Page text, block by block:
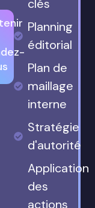
clés
Planning
éditorial
Plan de
maillage
interne
Stratégie
d'autorité
Application
des
actions